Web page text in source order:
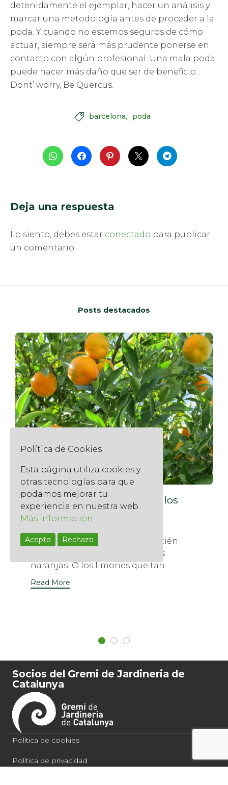
detenidamente el ejemplar, hacer un análisis y
marcar una metodología antes de proceder a la
poda. Y cuando no estemos seguros de cómo
actuar, siempre será más prudente ponerse en
contacto con algún profesional. Una mala poda
puede hacer más daño que ser de beneficio.
Dont’ worry, Be Quercus.
 barcelona poda
Deja una respuesta
Lo siento, debes estar conectado para publicar
un comentario.
Posts destacados
Enfermedades y plagas de los
cítricos
¡Qué ricos están esos zumos recién
exprimidos de nuestras propias
naranjas!¡O los limones que tan...
Read More
Socios del Gremi de Jardineria de
Catalunya
Política de cookies
Política de privacidad
Política de Cookies
Esta página utiliza cookies y
otras tecnologías para que
podamos mejorar tu
experiencia en nuestra web.
Más información
Acepto Rechazo